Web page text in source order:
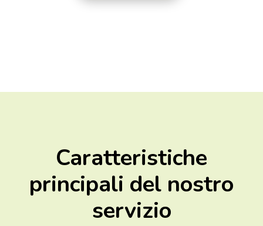
Caratteristiche
principali del nostro
servizio